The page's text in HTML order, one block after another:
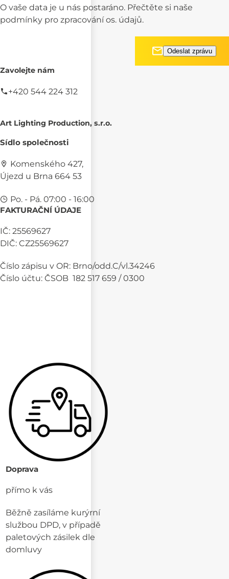
O vaše data je u nás postaráno. Přečtěte si naše
podmínky pro zpracování os. údajů.
Zavolejte nám
+420 544 224 312
Art Lighting Production, s.r.o.
Sídlo společnosti
Komenského 427,
Újezd u Brna 664 53
Po. - Pá. 07:00 - 16:00
FAKTURAČNÍ ÚDAJE
IČ: 25569627
DIČ: CZ25569627
Číslo zápisu v OR: Brno/odd.C/vl.34246
Číslo účtu: ČSOB 182 517 659 / 0300
Doprava
přímo k vás
Běžně zasíláme kurýrní
službou DPD, v případě
paletových zásilek dle
domluvy